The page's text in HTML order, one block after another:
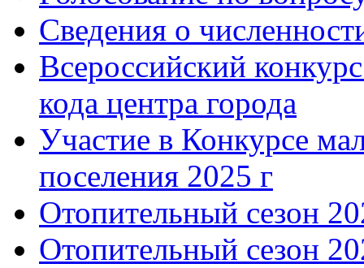
Сведения о
Всероссийский
кода центра города
Участие в Конкурсе
поселения 2025 г
Отопительный сезон
Отопительный сезон